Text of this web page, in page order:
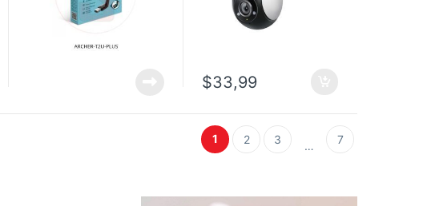
$33,99
1 2 3 … 7